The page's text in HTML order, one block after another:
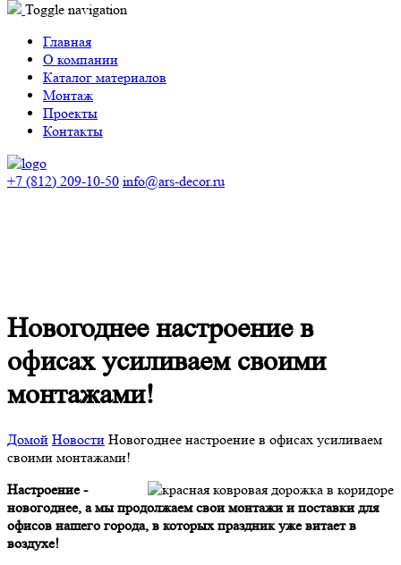
Toggle navigation
Главная
О компании
Каталог материалов
Монтаж
Проекты
Контакты
+7 (812) 209-10-50 info@ars-decor.ru
Новогоднее настроение в
офисах усиливаем своими
монтажами!
Домой Новости Новогоднее настроение в офисах усиливаем
своими монтажами!
Настроение -
новогоднее, а мы продолжаем свои монтажи и поставки для
офисов нашего города, в которых праздник уже витает в
воздухе!